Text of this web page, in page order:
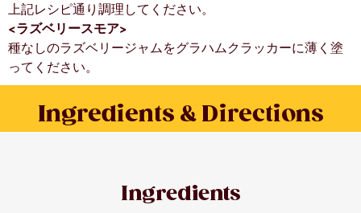
上記レシピ通り調理してください。
<ラズベリースモア>
種なしのラズベリージャムをグラハムクラッカーに薄く塗
ってください。
Ingredients & Directions
Ingredients